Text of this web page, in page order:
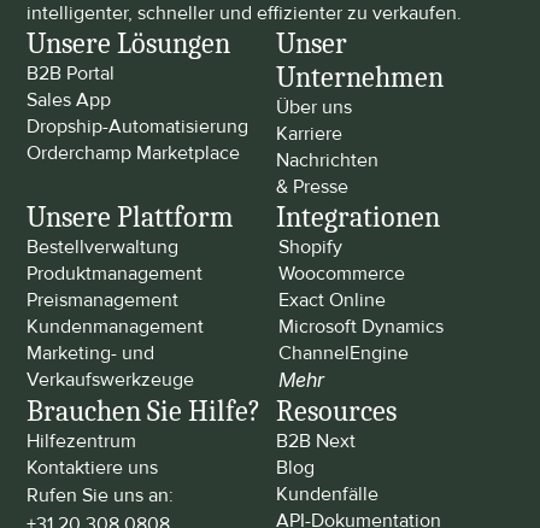
intelligenter, schneller und effizienter zu verkaufen.
Unsere Lösungen
B2B Portal
Sales App
Dropship-Automatisierung
Orderchamp Marketplace
Unser
Unternehmen
Über uns
Karriere
Nachrichten
& Presse
Unsere Plattform
Bestellverwaltung
Produktmanagement
Preismanagement
Kundenmanagement
Marketing- und
Verkaufswerkzeuge
Integrationen
Shopify
Woocommerce
Exact Online
Microsoft Dynamics
ChannelEngine
Mehr
Brauchen Sie Hilfe?
Hilfezentrum
Kontaktiere uns
Rufen Sie uns an:
Resources
B2B Next
Blog
Kundenfälle
API-Dokumentation